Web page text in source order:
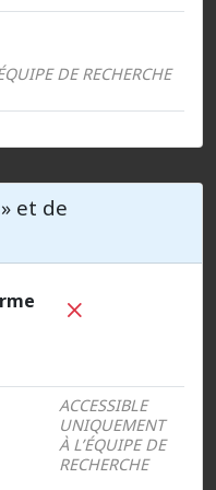
DE RECHERCHE
et de
ACCESSIBLE
UNIQUEMENT
À L’ÉQUIPE DE
RECHERCHE